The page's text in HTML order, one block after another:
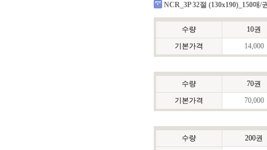
NCR_3P 32절 (130x190)_150매/
수량
10권
기본가격
14,000
수량
70권
기본가격
70,000
수량
200권